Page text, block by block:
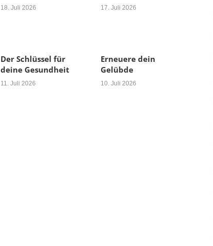
18. Juli 2026 17. Juli 2026
Der Schlüssel für
deine Gesundheit
11. Juli 2026
Erneuere dein
Gelübde
10. Juli 2026